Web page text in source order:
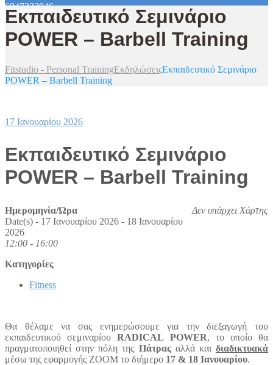
6947332046
Εκπαιδευτικό Σεμινάριο
POWER – Barbell Training
Fitstudio - Personal TrainingΕκδηλώσειςΕκπαιδευτικό Σεμινάριο
POWER – Barbell Training
17 Ιανουαρίου 2026
Εκπαιδευτικό Σεμινάριο
POWER – Barbell Training
Δεν υπάρχει Χάρτης
Ημερομηνία/Ώρα
Date(s) - 17 Ιανουαρίου 2026 - 18 Ιανουαρίου
2026
12:00 - 16:00
Κατηγορίες
Fitness
Θα θέλαμε να σας ενημερώσουμε για την διεξαγωγή του
εκπαιδευτικού σεμιναρίουRADICAL POWER, το οποίο θα
πραγματοποιηθεί στην πόλη της Πάτραςαλλά καιδιαδικτυακά
μέσω της εφαρμογής ZOOM το διήμερο 17 & 18 Ιανουαρίου.